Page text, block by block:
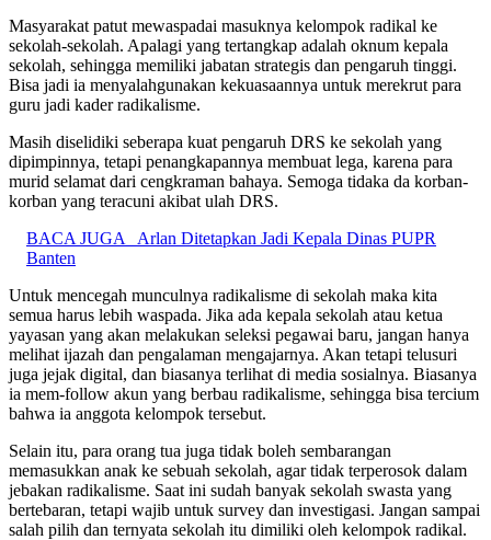
Masyarakat patut mewaspadai masuknya kelompok radikal ke
sekolah-sekolah. Apalagi yang tertangkap adalah oknum kepala
sekolah, sehingga memiliki jabatan strategis dan pengaruh tinggi.
Bisa jadi ia menyalahgunakan kekuasaannya untuk merekrut para
guru jadi kader radikalisme.
Masih diselidiki seberapa kuat pengaruh DRS ke sekolah yang
dipimpinnya, tetapi penangkapannya membuat lega, karena para
murid selamat dari cengkraman bahaya. Semoga tidaka da korban-
korban yang teracuni akibat ulah DRS.
BACA JUGA
Arlan Ditetapkan Jadi Kepala Dinas PUPR
Banten
Untuk mencegah munculnya radikalisme di sekolah maka kita
semua harus lebih waspada. Jika ada kepala sekolah atau ketua
yayasan yang akan melakukan seleksi pegawai baru, jangan hanya
melihat ijazah dan pengalaman mengajarnya. Akan tetapi telusuri
juga jejak digital, dan biasanya terlihat di media sosialnya. Biasanya
ia mem-follow akun yang berbau radikalisme, sehingga bisa tercium
bahwa ia anggota kelompok tersebut.
Selain itu, para orang tua juga tidak boleh sembarangan
memasukkan anak ke sebuah sekolah, agar tidak terperosok dalam
jebakan radikalisme. Saat ini sudah banyak sekolah swasta yang
bertebaran, tetapi wajib untuk survey dan investigasi. Jangan sampai
salah pilih dan ternyata sekolah itu dimiliki oleh kelompok radikal.